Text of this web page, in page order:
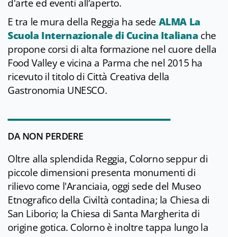
d'arte ed eventi all’aperto.
E tra le mura della Reggia ha sede ALMA La
Scuola Internazionale di Cucina Italiana che
propone corsi di alta formazione nel cuore della
Food Valley e vicina a Parma che nel 2015 ha
ricevuto il titolo di Città Creativa della
Gastronomia UNESCO.
DA NON PERDERE
Oltre alla splendida Reggia, Colorno seppur di
piccole dimensioni presenta monumenti di
rilievo come l'Aranciaia, oggi sede del Museo
Etnografico della Civiltà contadina; la Chiesa di
San Liborio; la Chiesa di Santa Margherita di
origine gotica. Colorno è inoltre tappa lungo la